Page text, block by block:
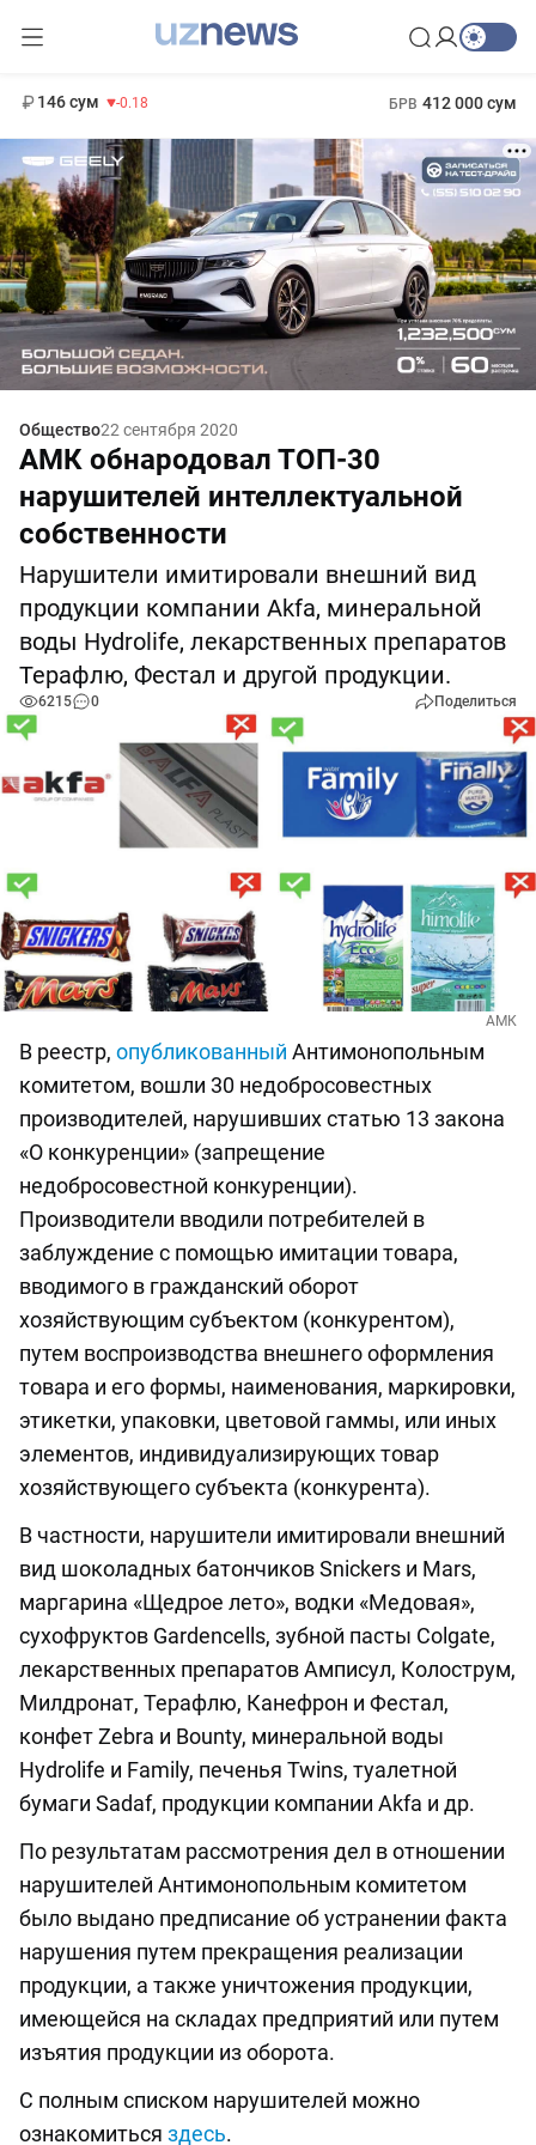
146 сум -0.18 БРВ 412 000 сум
Общество22 сентября 2020
АМК обнародовал ТОП-30
нарушителей интеллектуальной
собственности
Нарушители имитировали внешний вид
продукции компании Akfa, минеральной
воды Hydrolife, лекарственных препаратов
Терафлю, Фестал и другой продукции.
6215 0 Поделиться
АМК
В реестр, опубликованный Антимонопольным
комитетом, вошли 30 недобросовестных
производителей, нарушивших статью 13 закона
«О конкуренции» (запрещение
недобросовестной конкуренции).
Производители вводили потребителей в
заблуждение с помощью имитации товара,
вводимого в гражданский оборот
хозяйствующим субъектом (конкурентом),
путем воспроизводства внешнего оформления
товара и его формы, наименования, маркировки,
этикетки, упаковки, цветовой гаммы, или иных
элементов, индивидуализирующих товар
хозяйствующего субъекта (конкурента).
В частности, нарушители имитировали внешний
вид шоколадных батончиков Snickers и Mars,
маргарина «Щедрое лето», водки «Медовая»,
сухофруктов Gardencells, зубной пасты Colgate,
лекарственных препаратов Амписул, Колострум,
Милдронат, Терафлю, Канефрон и Фестал,
конфет Zebra и Bounty, минеральной воды
Hydrolife и Family, печенья Twins, туалетной
бумаги Sadaf, продукции компании Akfa и др.
По результатам рассмотрения дел в отношении
нарушителей Антимонопольным комитетом
было выдано предписание об устранении факта
нарушения путем прекращения реализации
продукции, а также уничтожения продукции,
имеющейся на складах предприятий или путем
изъятия продукции из оборота.
С полным списком нарушителей можно
ознакомиться здесь.